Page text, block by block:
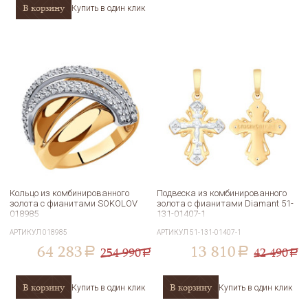
В корзину Купить в один клик
Кольцо из комбинированного
золота с фианитами SOKOLOV
018985
АРТИКУЛ018985
64 283 a 254 990a
В корзину Купить в один клик
Подвеска из комбинированного
золота с фианитами Diamant 51-
131-01407-1
АРТИКУЛ51-131-01407-1
13 810 a 42 490a
В корзину Купить в один клик